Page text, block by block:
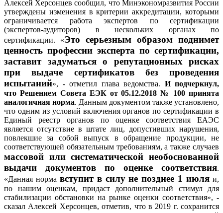
Алексей Херсонцев сообщил, что Минэкономразвития России
утверждены изменения в критерии аккредитации, которыми
ограничивается работа экспертов по сертификации
(экспертов-аудиторов) в нескольких органах по
сертификации. «Это серьезным образом поднимет
ценность профессии эксперта по сертификации,
заставит задуматься о репутационных рисках
при выдаче сертификатов без проведения
испытаний», - отметил глава ведомства. И подчеркнул,
что Решением Совета ЕЭК от 05.12.2018 № 100 принята
аналогичная норма. Данным документом также установлено,
что одним из условий включения органов по сертификации в
Единый реестр органов по оценке соответствия ЕАЭС
является отсутствие в штате лиц, допустивших нарушения,
повлекшие за собой выпуск в обращение продукции, не
соответствующей обязательным требованиям, а также случаев
массовой или систематической необоснованной
выдачи документов по оценке соответствия.
«Данная норма вступит в силу не позднее 1 июля и,
по нашим оценкам, придаст дополнительный стимул для
стабилизации обстановки на рынке оценки соответствия», -
сказал Алексей Херсонцев, отметив, что в 2019 г. сохранится